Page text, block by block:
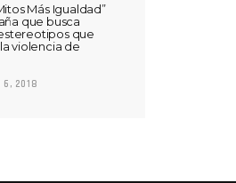
Más Igualdad”
que busca
que
violencia de
6, 2018